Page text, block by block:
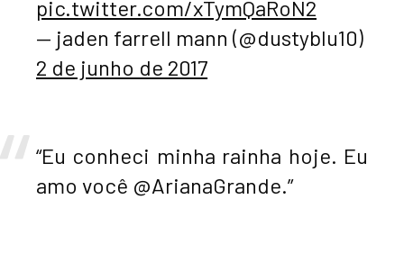
pic.twitter.com/xTymQaRoN2
— jaden farrell mann (@dustyblu10)
2 de junho de 2017
“Eu conheci minha rainha hoje. Eu
amo você @ArianaGrande.”